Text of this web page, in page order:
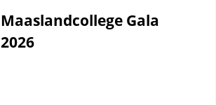
Maaslandcollege Gala
2026